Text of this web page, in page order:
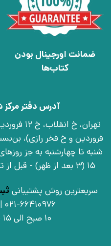
ضمانت اورجینال بودن
کتاب‌ها
آدرس دفتر
15 (3 بعد از ظهر) - قبل از تشریف آوردن تماس بگیرید
سریعترین روش پشتیبانی
021-66410976 | 09030925756
10 صبح الی 15 (3 بعد از ظهر)